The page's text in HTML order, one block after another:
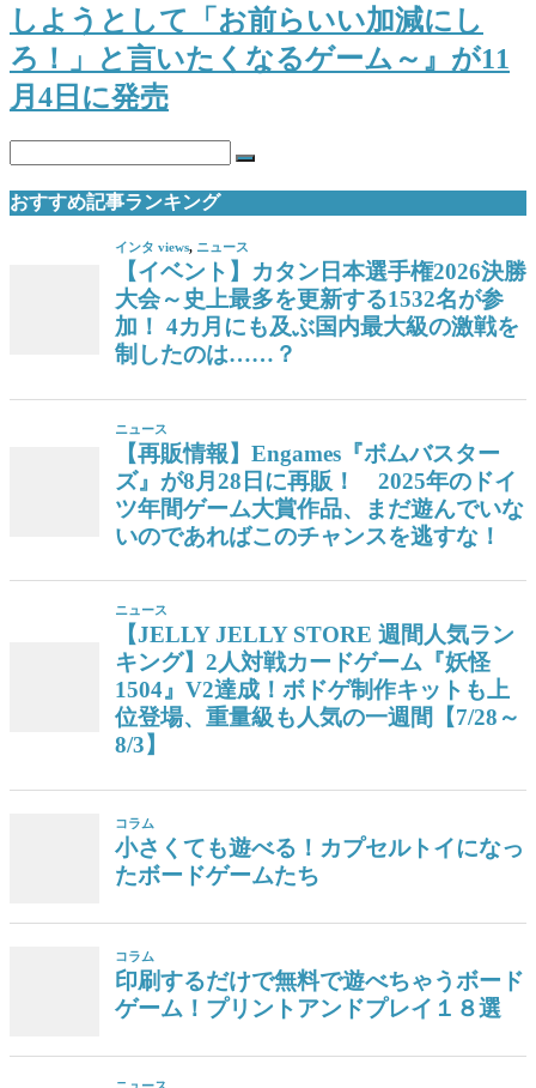
しようとして「お前らいい加減にし
ろ！」と言いたくなるゲーム～』が11
月4日に発売
おすすめ記事ランキング
インタ views, ニュース
【イベント】カタン日本選手権2026決勝
大会～史上最多を更新する1532名が参
加！ 4カ月にも及ぶ国内最大級の激戦を
制したのは……？
ニュース
【再販情報】Engames『ボムバスター
ズ』が8月28日に再販！ 2025年のドイ
ツ年間ゲーム大賞作品、まだ遊んでいな
いのであればこのチャンスを逃すな！
ニュース
【JELLY JELLY STORE 週間人気ラン
キング】2人対戦カードゲーム『妖怪
1504』V2達成！ボドゲ制作キットも上
位登場、重量級も人気の一週間【7/28～
8/3】
コラム
小さくても遊べる！カプセルトイになっ
たボードゲームたち
コラム
印刷するだけで無料で遊べちゃうボード
ゲーム！プリントアンドプレイ１８選